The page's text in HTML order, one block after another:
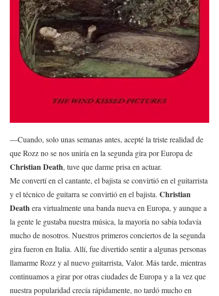
—Cuando, solo unas semanas antes, acepté la triste realidad de
que Rozz no se nos uniría en la segunda gira por Europa de
Christian Death, tuve que darme prisa en actuar.
Me convertí en el cantante, el bajista se convirtió en el guitarrista
y el técnico de guitarra se convirtió en el bajista. Christian
Deathera virtualmente una banda nueva en Europa, y aunque a
la gente le gustaba nuestra música, la mayoría no sabía todavía
mucho de nosotros. Nuestros primeros conciertos de la segunda
gira fueron en Italia. Allí, fue divertido sentir a algunas personas
llamarme Rozz y al nuevo guitarrista, Valor. Más tarde, mientras
continuamos a girar por otras ciudades de Europa y a la vez que
nuestra popularidad crecía rápidamente, no tardó mucho en